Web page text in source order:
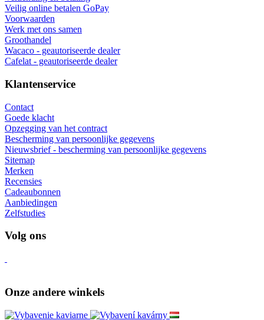
Veilig online betalen GoPay
Voorwaarden
Werk met ons samen
Groothandel
Wacaco - geautoriseerde dealer
Cafelat - geautoriseerde dealer
Klantenservice
Contact
Goede klacht
Opzegging van het contract
Bescherming van persoonlijke gegevens
Nieuwsbrief - bescherming van persoonlijke gegevens
Sitemap
Merken
Recensies
Cadeaubonnen
Aanbiedingen
Zelfstudies
Volg ons
Onze andere winkels